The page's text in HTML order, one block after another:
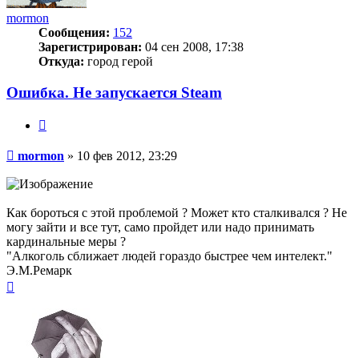
mormon
Сообщения: 152
Зарегистрирован: 04 сен 2008, 17:38
Откуда: город герой
Ошибка. Не запускается Steam
Сообщение
mormon » 10 фев 2012, 23:29
Как бороться с этой проблемой ? Может кто сталкивался ? Не
могу зайти и все тут, само пройдет или надо принимать
кардинальные меры ?
"Алкоголь сближает людей гораздо быстрее чем интелект."
Э.М.Ремарк
началу